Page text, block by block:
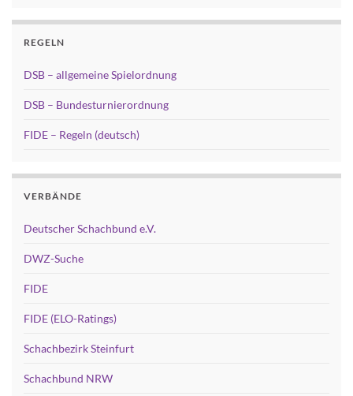
REGELN
DSB – allgemeine Spielordnung
DSB – Bundesturnierordnung
FIDE – Regeln (deutsch)
VERBÄNDE
Deutscher Schachbund e.V.
DWZ-Suche
FIDE
FIDE (ELO-Ratings)
Schachbezirk Steinfurt
Schachbund NRW